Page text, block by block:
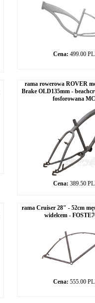
Cena: 499.00
rama rowerowa ROVER
Brake OLD135mm -
fosforowana
Cena: 389.50
rama Cruiser 28" - 52cm
widelcem -
Cena: 555.00